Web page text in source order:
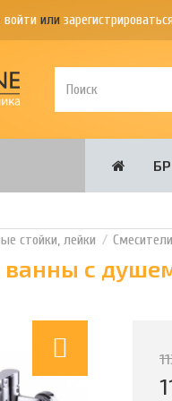
войти или
стойки, лейки
с